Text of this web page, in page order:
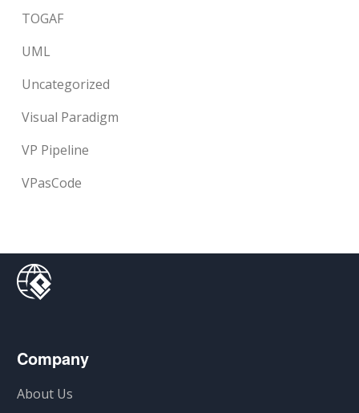
TOGAF
UML
Uncategorized
Visual Paradigm
VP Pipeline
VPasCode
Company
About Us